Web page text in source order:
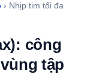
› Nhịp tim tối đa
công
tập